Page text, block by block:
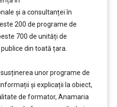
și a consultanței în
200 de programe de
700 de unități de
din toată țara.
unor programe de
și explicații la obiect,
de formator, Anamaria